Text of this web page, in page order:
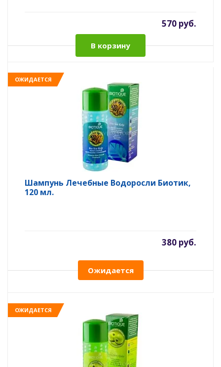
570 руб.
В корзину
ОЖИДАЕТСЯ
Шампунь Лечебные Водоросли Биотик,
120 мл.
380 руб.
Ожидается
ОЖИДАЕТСЯ